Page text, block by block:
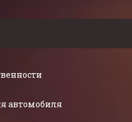
автомобиля